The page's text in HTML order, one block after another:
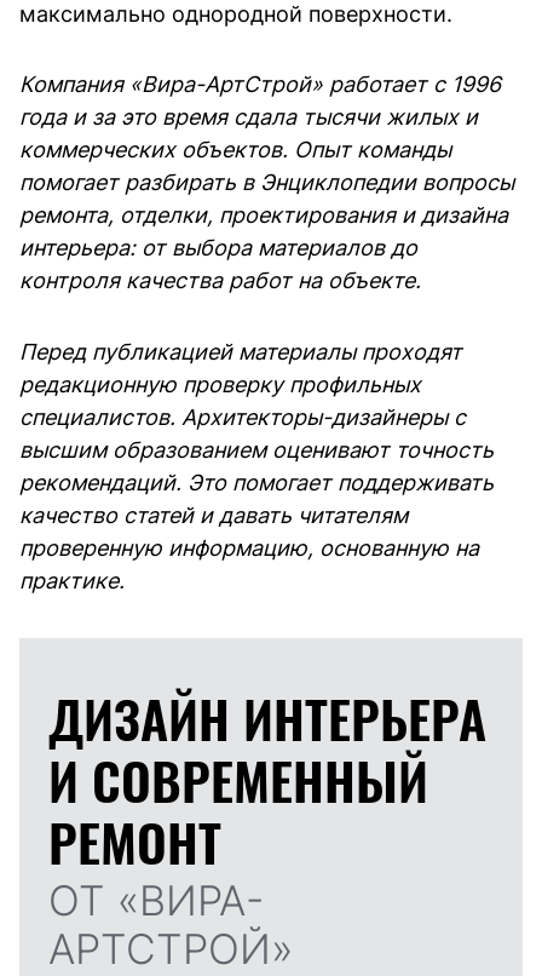
максимально однородной поверхности.
Компания «Вира-АртСтрой» работает с 1996
года и за это время сдала тысячи жилых и
коммерческих объектов. Опыт команды
помогает разбирать в Энциклопедии вопросы
ремонта, отделки, проектирования и дизайна
интерьера: от выбора материалов до
контроля качества работ на объекте.
Перед публикацией материалы проходят
редакционную проверку профильных
специалистов. Архитекторы-дизайнеры с
высшим образованием оценивают точность
рекомендаций. Это помогает поддерживать
качество статей и давать читателям
проверенную информацию, основанную на
практике.
ДИЗАЙН ИНТЕРЬЕРА
И СОВРЕМЕННЫЙ
РЕМОНТ
ОТ «ВИРА-
АРТСТРОЙ»